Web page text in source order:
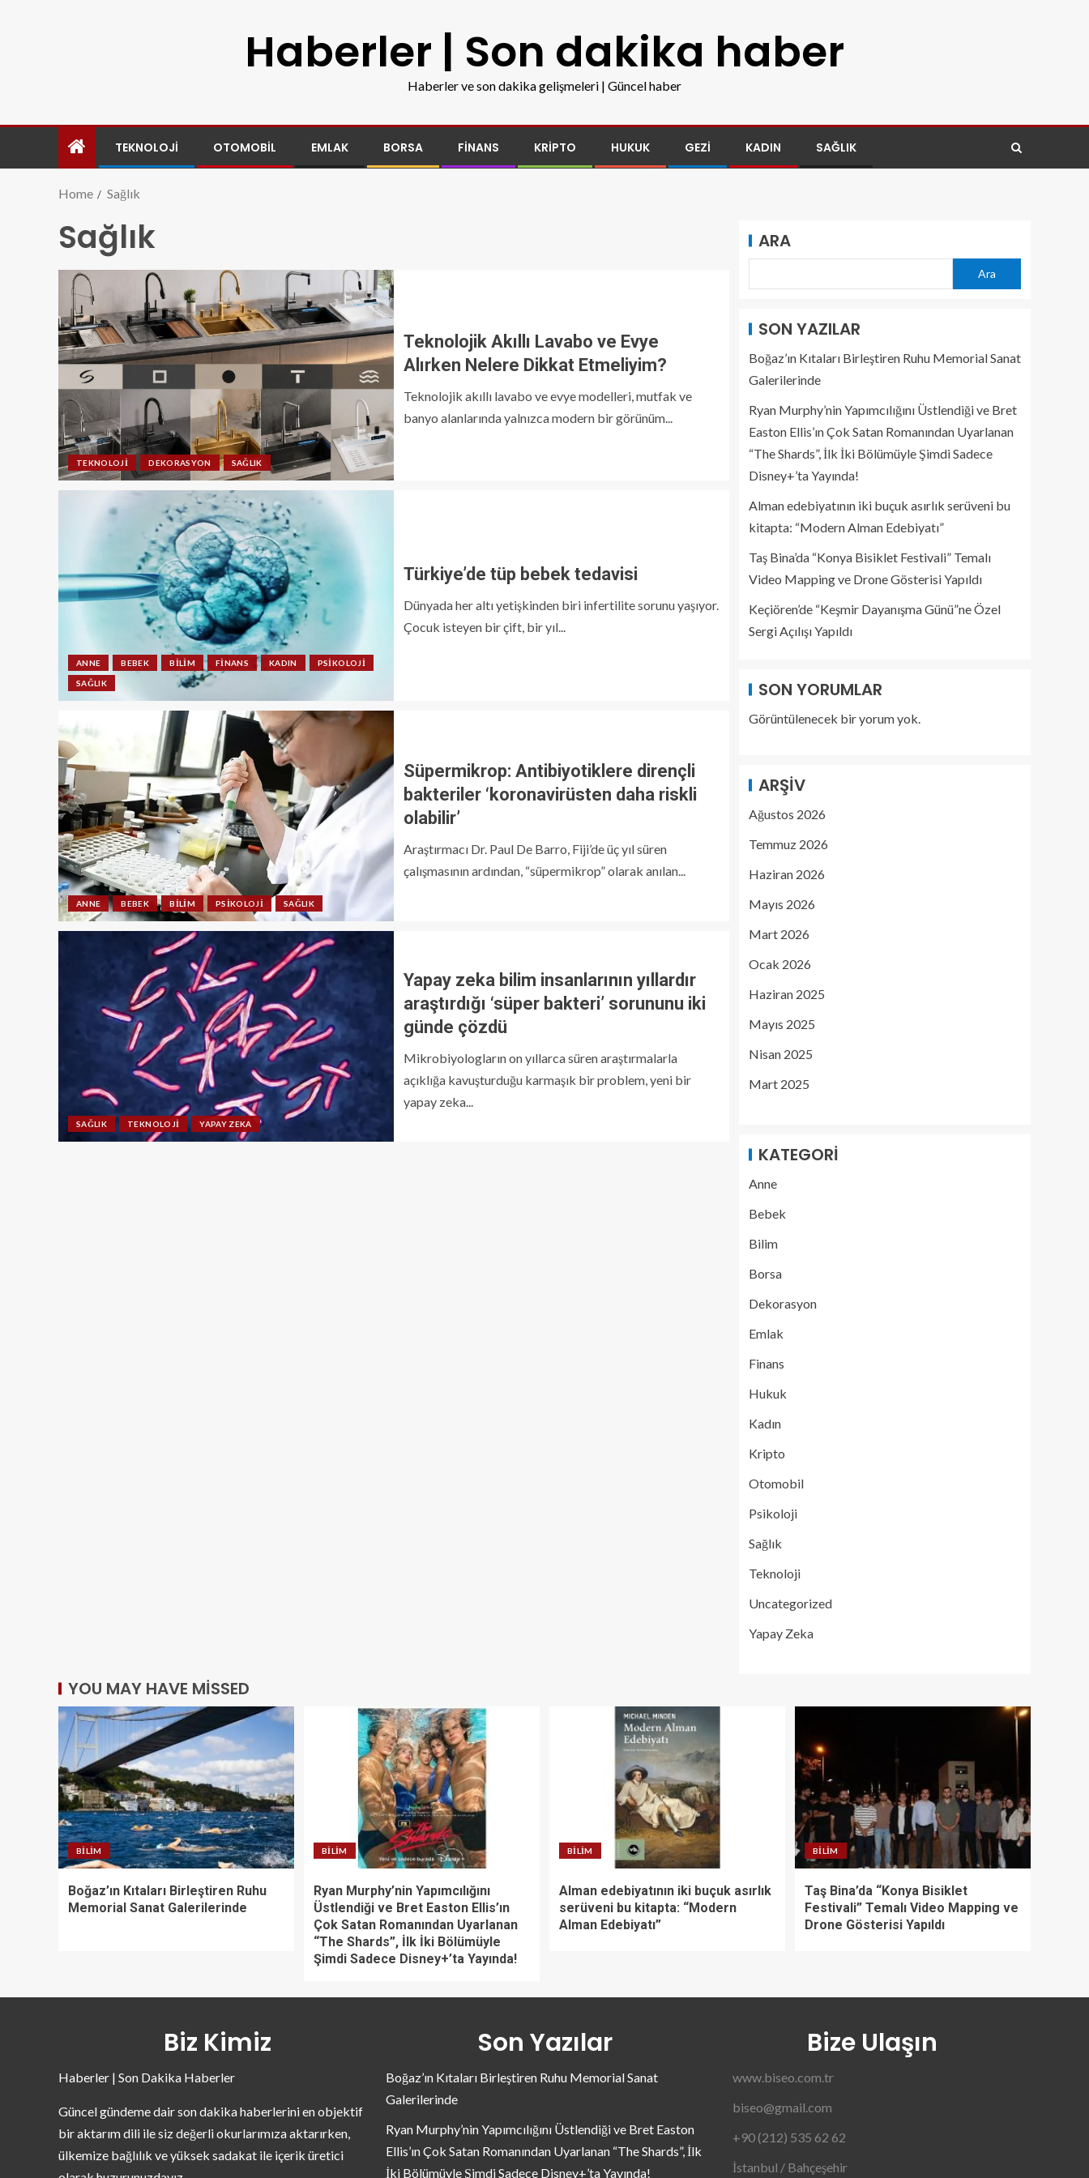
Haberler | Son dakika haber
Haberler ve son dakika gelişmeleri | Güncel haber
TEKNOLOJI OTOMOBIL EMLAK BORSA FINANS KRIPTO HUKUK GEZI KADIN SAĞLIK
Home Sağlık
Sağlık
TEKNOLOJI DEKORASYON SAĞLIK
Teknolojik Akıllı Lavabo ve Evye
Alırken Nelere Dikkat Etmeliyim?
Teknolojik akıllı lavabo ve evye modelleri, mutfak ve
banyo alanlarında yalnızca modern bir görünüm...
ANNE BEBEK BILIM FINANS KADIN PSIKOLOJI
SAĞLIK
Türkiye’de tüp bebek tedavisi
Dünyada her altı yetişkinden biri infertilite sorunu yaşıyor.
Çocuk isteyen bir çift, bir yıl...
ANNE BEBEK BILIM PSIKOLOJI SAĞLIK
Süpermikrop: Antibiyotiklere dirençli
bakteriler ‘koronavirüsten daha riskli
olabilir’
Araştırmacı Dr. Paul De Barro, Fiji’de üç yıl süren
çalışmasının ardından, “süpermikrop” olarak anılan...
SAĞLIK TEKNOLOJI YAPAY ZEKA
Yapay zeka bilim insanlarının yıllardır
araştırdığı ‘süper bakteri’ sorununu iki
günde çözdü
Mikrobiyologların on yıllarca süren araştırmalarla
açıklığa kavuşturduğu karmaşık bir problem, yeni bir
yapay zeka...
ARA
Ara
SON YAZILAR
Boğaz’ın Kıtaları Birleştiren Ruhu Memorial Sanat
Galerilerinde
Ryan Murphy’nin Yapımcılığını Üstlendiği ve Bret
Easton Ellis’ın Çok Satan Romanından Uyarlanan
“The Shards”, İlk İki Bölümüyle Şimdi Sadece
Disney+’ta Yayında!
Alman edebiyatının iki buçuk asırlık serüveni bu
kitapta: “Modern Alman Edebiyatı”
Taş Bina’da “Konya Bisiklet Festivali” Temalı
Video Mapping ve Drone Gösterisi Yapıldı
Keçiören’de “Keşmir Dayanışma Günü”ne Özel
Sergi Açılışı Yapıldı
SON YORUMLAR
Görüntülenecek bir yorum yok.
ARŞIV
Ağustos 2026
Temmuz 2026
Haziran 2026
Mayıs 2026
Mart 2026
Ocak 2026
Haziran 2025
Mayıs 2025
Nisan 2025
Mart 2025
KATEGORI
Anne
Bebek
Bilim
Borsa
Dekorasyon
Emlak
Finans
Hukuk
Kadın
Kripto
Otomobil
Psikoloji
Sağlık
Teknoloji
Uncategorized
Yapay Zeka
YOU MAY HAVE MISSED
BILIM
Boğaz’ın Kıtaları Birleştiren Ruhu
Memorial Sanat Galerilerinde
BILIM
Ryan Murphy’nin Yapımcılığını
Üstlendiği ve Bret Easton Ellis’ın
Çok Satan Romanından Uyarlanan
“The Shards”, İlk İki Bölümüyle
Şimdi Sadece Disney+’ta Yayında!
BILIM
Alman edebiyatının iki buçuk asırlık
serüveni bu kitapta: “Modern
Alman Edebiyatı”
BILIM
Taş Bina’da “Konya Bisiklet
Festivali” Temalı Video Mapping ve
Drone Gösterisi Yapıldı
Biz Kimiz
Haberler | Son Dakika Haberler
Güncel gündeme dair son dakika haberlerini en objektif
bir aktarım dili ile siz değerli okurlarımıza aktarırken,
ülkemize bağlılık ve yüksek sadakat ile içerik üretici
Son Yazılar
Boğaz’ın Kıtaları Birleştiren Ruhu Memorial Sanat
Galerilerinde
Ryan Murphy’nin Yapımcılığını Üstlendiği ve Bret Easton
Ellis’ın Çok Satan Romanından Uyarlanan “The Shards”, İlk
İki Bölümüyle Şimdi Sadece Disney+’ta Yayında!
Bize Ulaşın
www.biseo.com.tr
biseo@gmail.com
+90 (212) 535 62 62
İstanbul / Bahçeşehir